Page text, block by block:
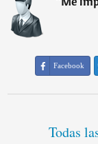
Facebook
Todas